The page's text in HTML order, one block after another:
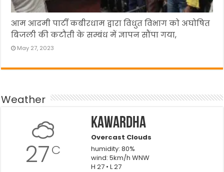
आम आदमी पार्टी कबीरधाम द्वारा विधुत विभाग को अघोषित
बिजली की कटौती के सम्बंध में ज्ञापन सौंपा गया,
May 27, 2023
Weather
27C
Kawardha
Overcast Clouds
humidity: 80%
wind: 5km/h WNW
H 27 • L 27